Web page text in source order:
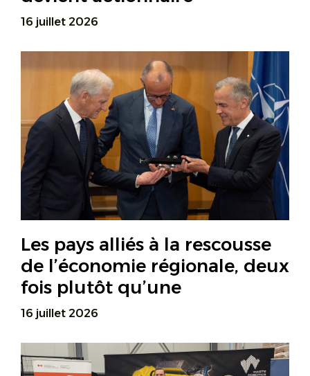
16 juillet 2026
Les pays alliés à la rescousse
de l’économie régionale, deux
fois plutôt qu’une
16 juillet 2026